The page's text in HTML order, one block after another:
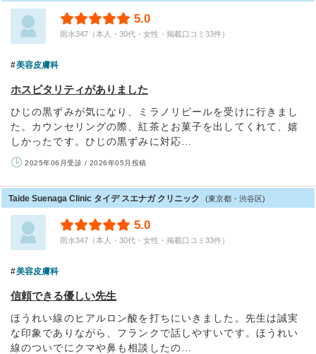
5.0
雨水347（本人・30代・女性・掲載口コミ33件）
美容皮膚科
ホスピタリティがありました
ひじの黒ずみが気になり、ミラノリピールを受けに行きまし
た。カウンセリングの際、紅茶とお菓子を出してくれて、嬉
しかったです。ひじの黒ずみに対応…
2025年06月受診 / 2026年05月投稿
Taide Suenaga Clinic タイデ スエナガ クリニック (東京都・渋谷区)
5.0
雨水347（本人・30代・女性・掲載口コミ33件）
美容皮膚科
信頼できる優しい先生
ほうれい線のヒアルロン酸を打ちにいきました。先生は誠実
な印象でありながら、フランクで話しやすいです。ほうれい
線のついでにクマや鼻も相談したの…